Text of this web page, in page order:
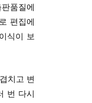
품질에
편집에
식이 보
치고 변
번 다시